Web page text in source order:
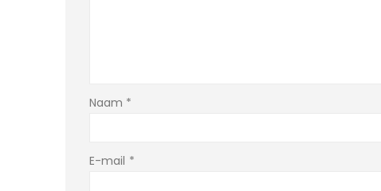
Naam *
E-mail *